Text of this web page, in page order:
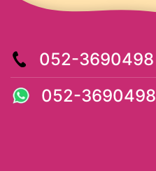
052-3690498
052-3690498